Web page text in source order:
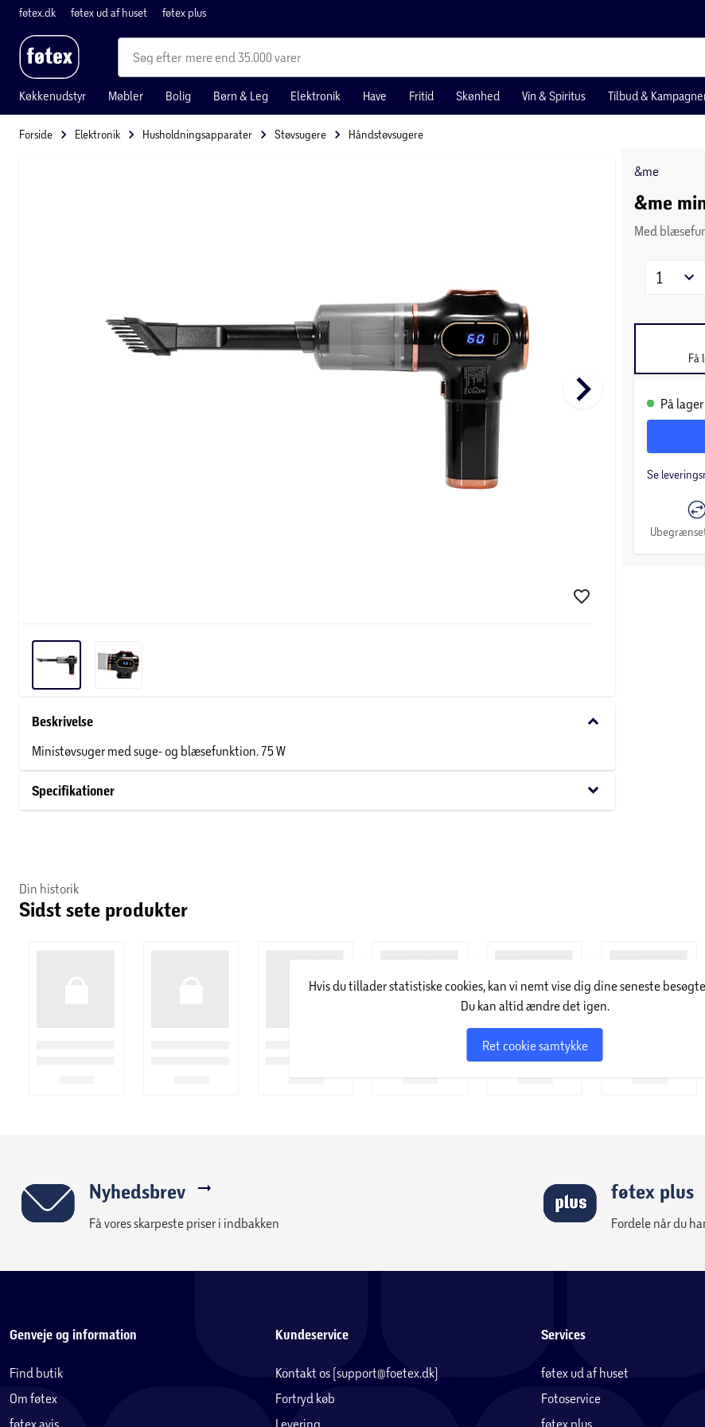
føtex.dk føtex ud af huset føtex plus
mere end 35.000 varer
Køkkenudstyr Møbler Bolig Børn & Leg Elektronik Have Fritid Skønhed Vin & Spiritus Tilbud &
Forside Elektronik Husholdningsapparater Støvsugere Håndstøvsugere
keyboard_arrow_right
Beskrivelse keyboard_arrow_down
Ministøvsuger med suge- og blæsefunktion. 75 W
Specifikationer keyboard_arrow_down
&me
&me
Med
1
Få
På
Se
Din historik
Sidst sete produkter
Hvis du tillader statistiske cookies, kan vi nemt vise dig dine seneste
Du kan altid ændre det igen.
Ret cookie samtykke
Nyhedsbrev
Få vores skarpeste priser i indbakken
føtex plus
Fordele når du
Genveje og information
Find butik
Om føtex
føtex avis
Kundeservice
Kontakt os (support@foetex.dk)
Fortryd køb
Levering
Services
føtex ud af huset
Fotoservice
føtex plus